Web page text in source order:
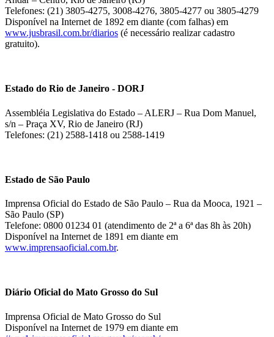
Telefones: (21) 3805-4275, 3008-4276, 3805-4277 ou 3805-4279
Disponível na Internet de 1892 em diante (com falhas) em
www.jusbrasil.com.br/diarios (é necessário realizar cadastro
gratuito).
Estado do Rio de Janeiro - DORJ
Assembléia Legislativa do Estado – ALERJ – Rua Dom Manuel,
s/n – Praça XV, Rio de Janeiro (RJ)
Telefones: (21) 2588-1418 ou 2588-1419
Estado de São Paulo
Imprensa Oficial do Estado de São Paulo – Rua da Mooca, 1921 –
São Paulo (SP)
Telefone: 0800 01234 01 (atendimento de 2ª a 6ª das 8h às 20h)
Disponível na Internet de 1891 em diante em
www.imprensaoficial.com.br.
Diário Oficial do Mato Grosso do Sul
Imprensa Oficial de Mato Grosso do Sul
Disponível na Internet de 1979 em diante em